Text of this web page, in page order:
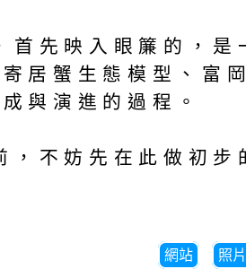
先映入眼簾的，是
居蟹生態模型、
與演進的過程。
不妨先在此做初
網站 照片